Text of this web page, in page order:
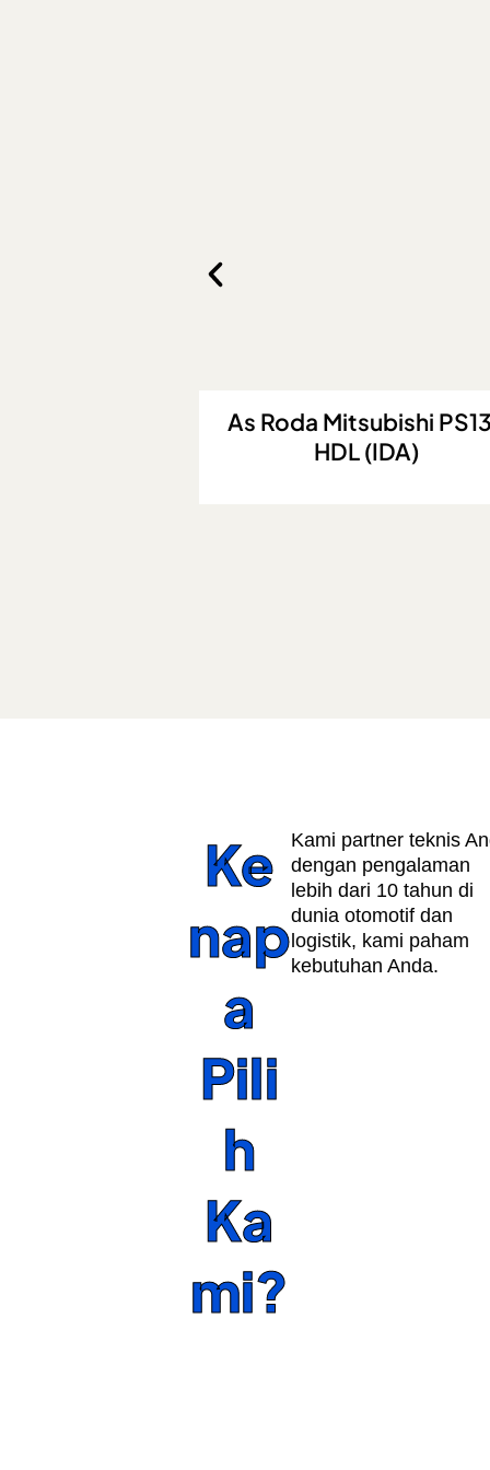
As Roda Suzuki New
(LH)
Ke
nap
a
Pili
h
Ka
mi?
Kami partner teknis
dengan pengalaman
lebih dari 10 tahun di
dunia otomotif dan
logistik, kami paham
kebutuhan Anda.